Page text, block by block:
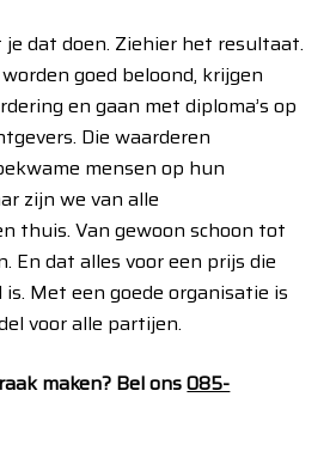
dat doen. Ziehier het resultaat.
goed beloond, krijgen
en gaan met diploma’s op
Die waarderen
mensen op hun
zijn we van alle
thuis. Van gewoon schoon tot
En dat alles voor een prijs die
Met een goede organisatie is
voor alle partijen.
maken? Bel ons085-